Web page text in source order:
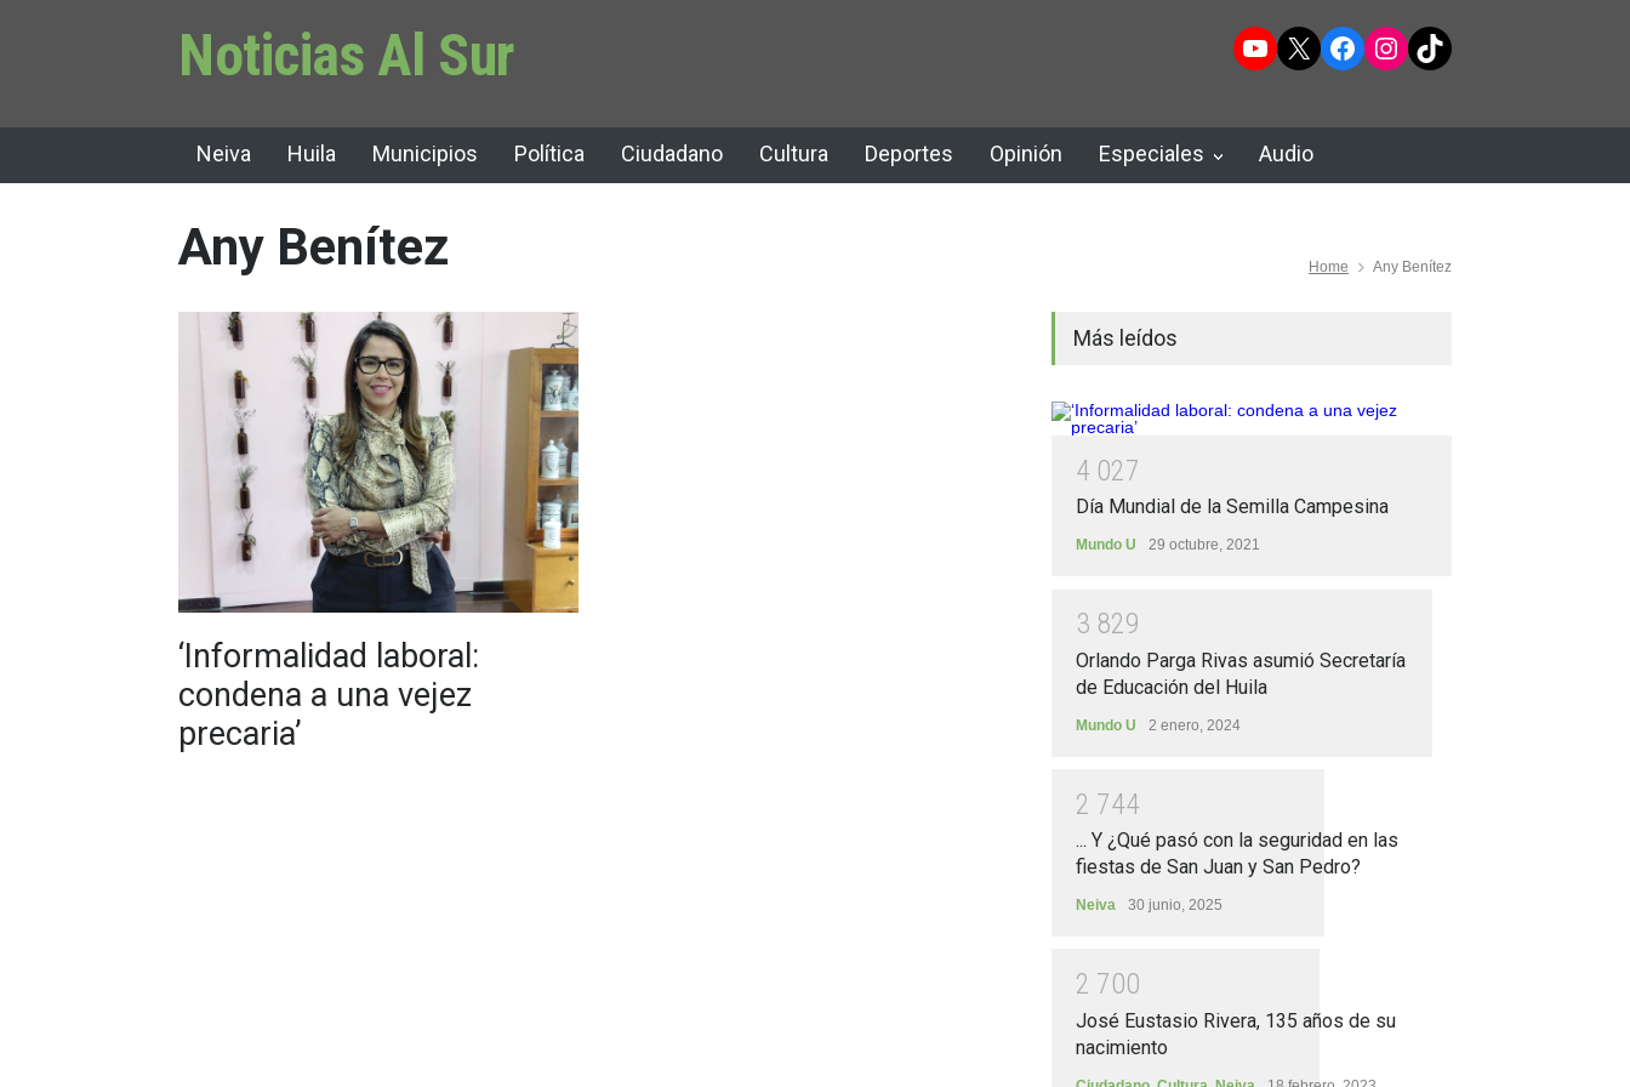
Noticias Al Sur YouTube
X Facebook
Instagram
TikTok
Neiva Huila Municipios Política Ciudadano Cultura Deportes Opinión Especiales Audio
Any Benítez Home Any Benítez
‘Informalidad laboral:
condena a una vejez
precaria’
Más leídos
4 027
Día Mundial de la Semilla Campesina
Mundo U 29 octubre, 2021
3 829
Orlando Parga Rivas asumió Secretaría
de Educación del Huila
Mundo U 2 enero, 2024
2 744
... Y ¿Qué pasó con la seguridad en las
fiestas de San Juan y San Pedro?
Neiva 30 junio, 2025
2 700
José Eustasio Rivera, 135 años de su
nacimiento